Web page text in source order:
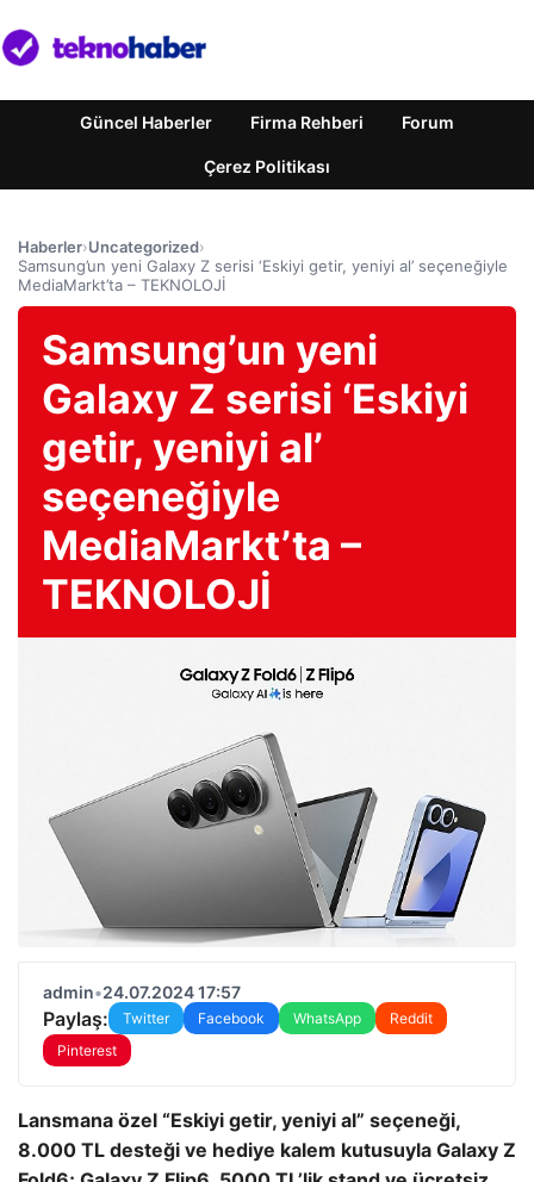
Güncel Haberler Firma Rehberi Forum
Çerez Politikası
Haberler›Uncategorized›
Samsung’un yeni Galaxy Z serisi ‘Eskiyi getir, yeniyi al’ seçeneğiyle
MediaMarkt’ta – TEKNOLOJİ
Samsung’un yeni
Galaxy Z serisi ‘Eskiyi
getir, yeniyi al’
seçeneğiyle
MediaMarkt’ta –
TEKNOLOJİ
admin•24.07.2024 17:57
Paylaş: Twitter Facebook WhatsApp
Reddit
Pinterest
Lansmana özel “Eskiyi getir, yeniyi al” seçeneği,
8.000 TL desteği ve hediye kalem kutusuyla Galaxy Z